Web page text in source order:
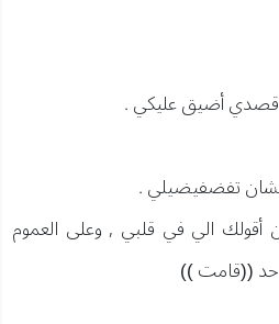
قصدي أضيق عليكي .
تفضفيضيلي .
أقولك الي في قلبي , وعلى العموم
((قامت ))